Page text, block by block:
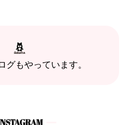
グもやっています。